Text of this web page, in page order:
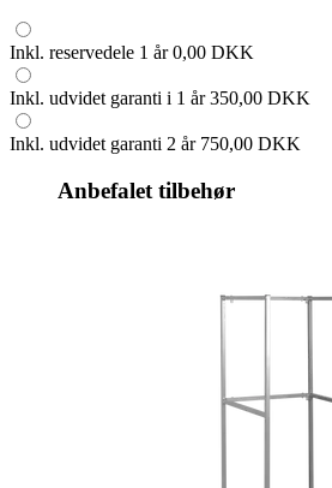
Inkl. reservedele 1 år0,00 DKK
Inkl. udvidet garanti i 1 år350,00 DKK
Inkl. udvidet garanti 2 år 750,00 DKK
Anbefalet tilbehør